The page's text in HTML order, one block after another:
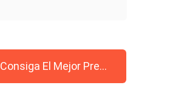
Consiga El Mejor Precio